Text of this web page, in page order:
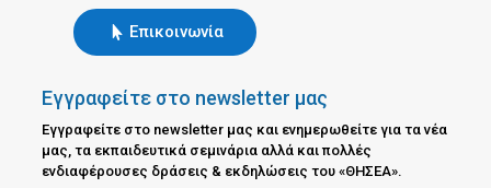
Επικοινωνία
Εγγραφείτε στο newsletter μας
Εγγραφείτε στο newsletter μας και ενημερωθείτε για τα νέα
μας, τα εκπαιδευτικά σεμινάρια αλλά και πολλές
ενδιαφέρουσες δράσεις & εκδηλώσεις του «ΘΗΣΕΑ».